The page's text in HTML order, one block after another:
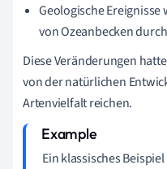
Geologische
von Ozeanbecken
Diese Veränderungen
von der natürlichen
Artenvielfalt reichen.
Ein klassisches